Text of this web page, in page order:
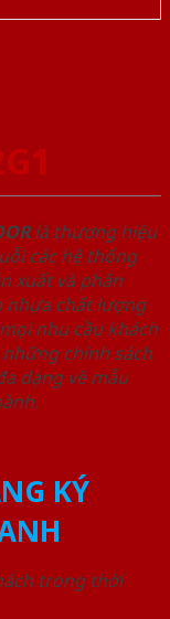
là thương hiệu
các hệ thống
xuất và phân
nhựa chất lượng
nhu cầu khách
chính sách
dạng về mẫu
KÝ
trong thời